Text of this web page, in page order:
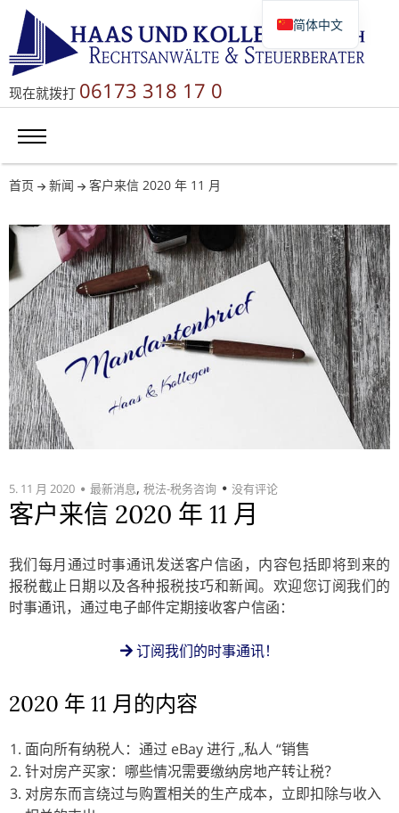
现在就拨打 06173 318 17 0
首页 新闻 客户来信 2020 年 11 月
5. 11 月 2020 最新消息, 税法-税务咨询 没有评论
客户来信 2020 年 11 月
我们每月通过时事通讯发送客户信函，内容包括即将到来的
报税截止日期以及各种报税技巧和新闻。欢迎您订阅我们的
时事通讯，通过电子邮件定期接收客户信函：
订阅我们的时事通讯！
2020 年 11 月的内容
面向所有纳税人：通过 eBay 进行 „私人 “销售
针对房产买家：哪些情况需要缴纳房地产转让税？
对房东而言绕过与购置相关的生产成本，立即扣除与收入
简体中文
Deutsch
Русский